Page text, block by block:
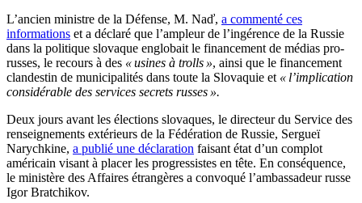
L’ancien ministre de la Défense, M. Naď, a commenté ces
informations et a déclaré que l’ampleur de l’ingérence de la Russie
dans la politique slovaque englobait le financement de médias pro-
russes, le recours à des « usines à trolls », ainsi que le financement
clandestin de municipalités dans toute la Slovaquie et « l’implication
considérable des services secrets russes ».
Deux jours avant les élections slovaques, le directeur du Service des
renseignements extérieurs de la Fédération de Russie, Sergueï
Narychkine, a publié une déclaration faisant état d’un complot
américain visant à placer les progressistes en tête. En conséquence,
le ministère des Affaires étrangères a convoqué l’ambassadeur russe
Igor Bratchikov.